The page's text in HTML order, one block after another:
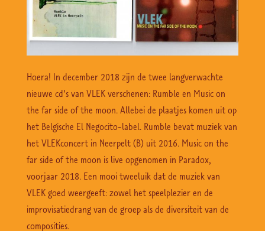
Hoera! In december 2018 zijn de twee langverwachte
nieuwe cd’s van VLEK verschenen: Rumble en Music on
the far side of the moon. Allebei de plaatjes komen uit op
het Belgische El Negocito-label. Rumble bevat muziek van
het VLEKconcert in Neerpelt (B) uit 2016. Music on the
far side of the moon is live opgenomen in Paradox,
voorjaar 2018. Een mooi tweeluik dat de muziek van
VLEK goed weergeeft: zowel het speelplezier en de
improvisatiedrang van de groep als de diversiteit van de
composities.